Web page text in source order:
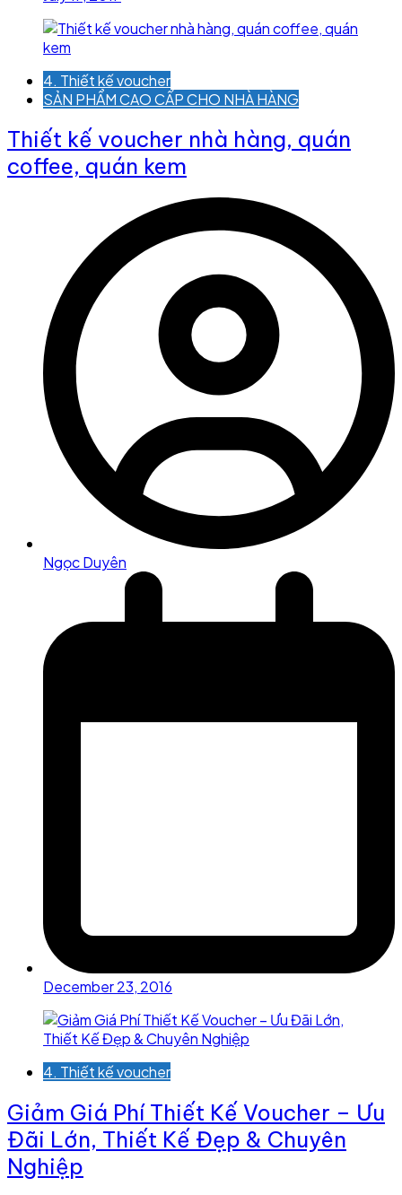
4. Thiết kế voucher
SẢN PHẨM CAO CẤP CHO NHÀ HÀNG
Thiết kế voucher nhà hàng, quán
coffee, quán kem
Ngọc Duyên
December 23, 2016
4. Thiết kế voucher
Giảm Giá Phí Thiết Kế Voucher – Ưu
Đãi Lớn, Thiết Kế Đẹp & Chuyên
Nghiệp